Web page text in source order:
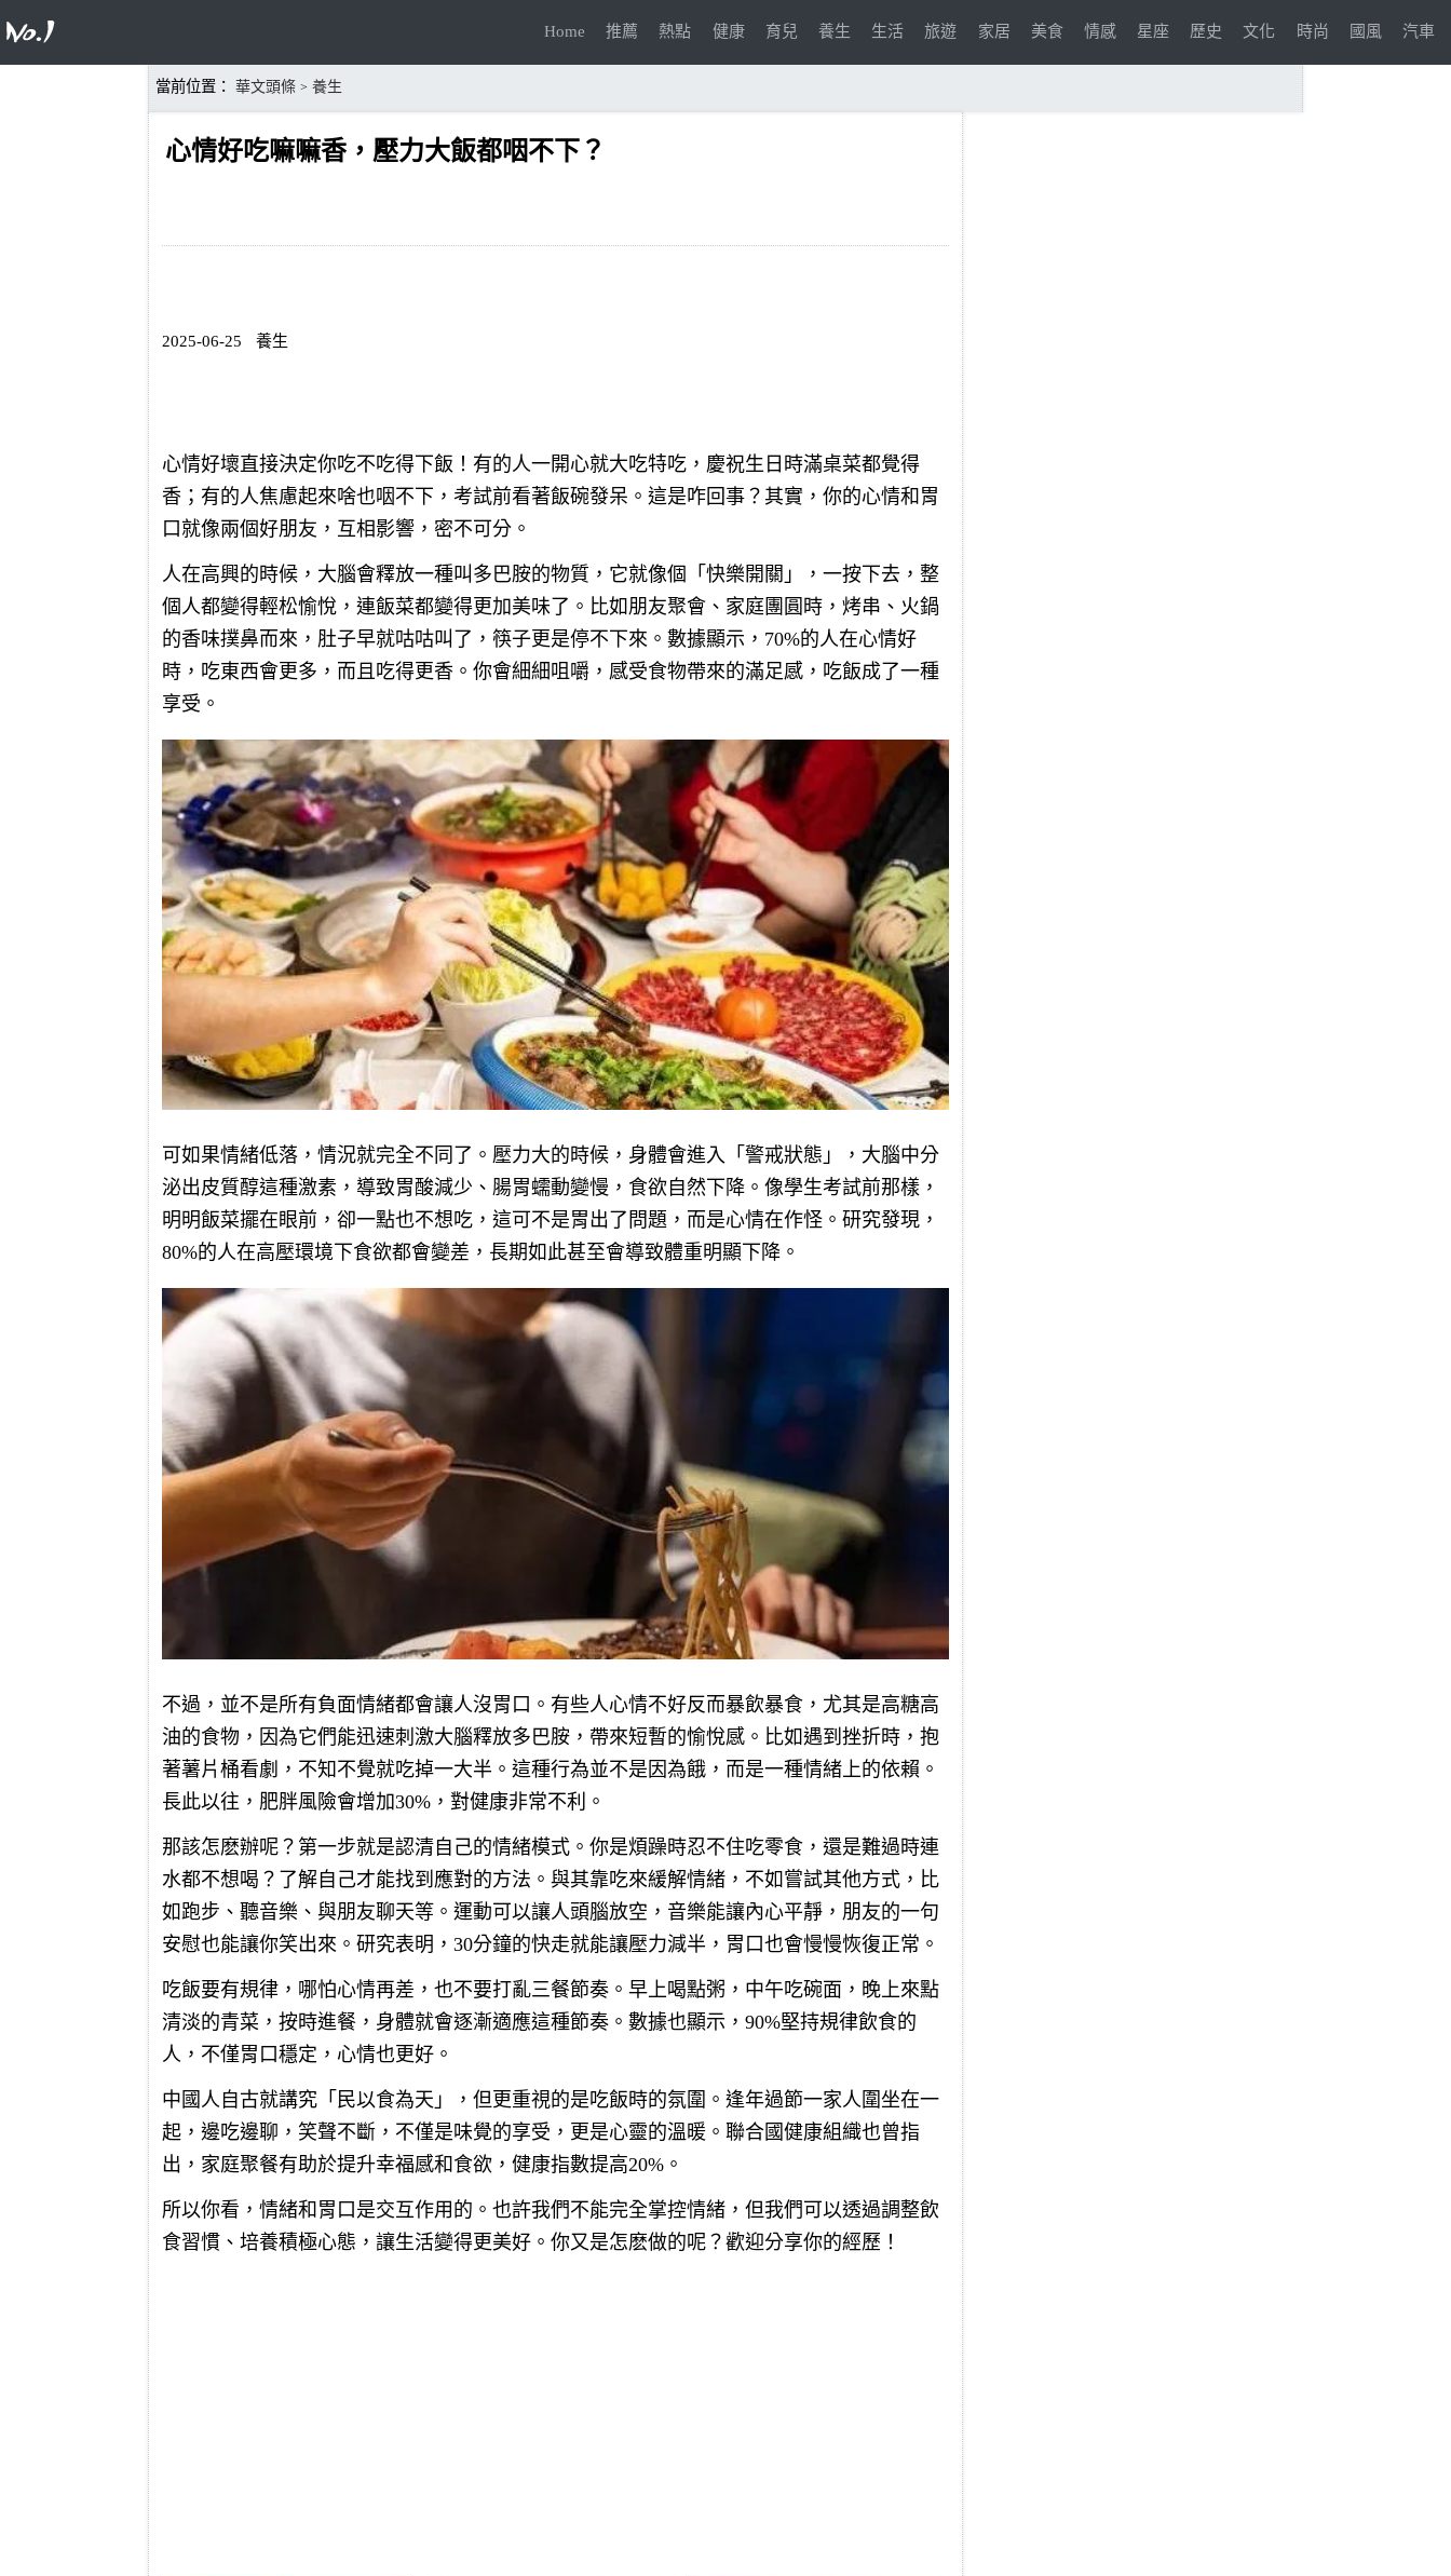
Home 推薦 熱點 健康 育兒 養生 生活 旅遊 家居 美食 情感 星座 歷史 文化 時尚 國風 汽車
當前位置： 華文頭條 > 養生
心情好吃嘛嘛香，壓力大飯都咽不下？
2025-06-25 養生
心情好壞直接決定你吃不吃得下飯！有的人一開心就大吃特吃，慶祝生日時滿桌菜都覺得
香；有的人焦慮起來啥也咽不下，考試前看著飯碗發呆。這是咋回事？其實，你的心情和胃
口就像兩個好朋友，互相影響，密不可分。
人在高興的時候，大腦會釋放一種叫多巴胺的物質，它就像個「快樂開關」，一按下去，整
個人都變得輕松愉悅，連飯菜都變得更加美味了。比如朋友聚會、家庭團圓時，烤串、火鍋
的香味撲鼻而來，肚子早就咕咕叫了，筷子更是停不下來。數據顯示，70%的人在心情好
時，吃東西會更多，而且吃得更香。你會細細咀嚼，感受食物帶來的滿足感，吃飯成了一種
享受。
可如果情緒低落，情況就完全不同了。壓力大的時候，身體會進入「警戒狀態」，大腦中分
泌出皮質醇這種激素，導致胃酸減少、腸胃蠕動變慢，食欲自然下降。像學生考試前那樣，
明明飯菜擺在眼前，卻一點也不想吃，這可不是胃出了問題，而是心情在作怪。研究發現，
80%的人在高壓環境下食欲都會變差，長期如此甚至會導致體重明顯下降。
不過，並不是所有負面情緒都會讓人沒胃口。有些人心情不好反而暴飲暴食，尤其是高糖高
油的食物，因為它們能迅速刺激大腦釋放多巴胺，帶來短暫的愉悅感。比如遇到挫折時，抱
著薯片桶看劇，不知不覺就吃掉一大半。這種行為並不是因為餓，而是一種情緒上的依賴。
長此以往，肥胖風險會增加30%，對健康非常不利。
那該怎麽辦呢？第一步就是認清自己的情緒模式。你是煩躁時忍不住吃零食，還是難過時連
水都不想喝？了解自己才能找到應對的方法。與其靠吃來緩解情緒，不如嘗試其他方式，比
如跑步、聽音樂、與朋友聊天等。運動可以讓人頭腦放空，音樂能讓內心平靜，朋友的一句
安慰也能讓你笑出來。研究表明，30分鐘的快走就能讓壓力減半，胃口也會慢慢恢復正常。
吃飯要有規律，哪怕心情再差，也不要打亂三餐節奏。早上喝點粥，中午吃碗面，晚上來點
清淡的青菜，按時進餐，身體就會逐漸適應這種節奏。數據也顯示，90%堅持規律飲食的
人，不僅胃口穩定，心情也更好。
中國人自古就講究「民以食為天」，但更重視的是吃飯時的氛圍。逢年過節一家人圍坐在一
起，邊吃邊聊，笑聲不斷，不僅是味覺的享受，更是心靈的溫暖。聯合國健康組織也曾指
出，家庭聚餐有助於提升幸福感和食欲，健康指數提高20%。
所以你看，情緒和胃口是交互作用的。也許我們不能完全掌控情緒，但我們可以透過調整飲
食習慣、培養積極心態，讓生活變得更美好。你又是怎麽做的呢？歡迎分享你的經歷！